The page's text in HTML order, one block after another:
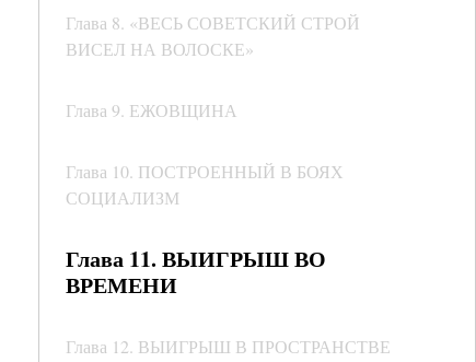
Глава 8. «ВЕСЬ СОВЕТСКИЙ СТРОЙ
ВИСЕЛ НА ВОЛОСКЕ»
Глава 9. ЕЖОВЩИНА
Глава 10. ПОСТРОЕННЫЙ В БОЯХ
СОЦИАЛИЗМ
Глава 11. ВЫИГРЫШ ВО
ВРЕМЕНИ
Глава 12. ВЫИГРЫШ В ПРОСТРАНСТВЕ